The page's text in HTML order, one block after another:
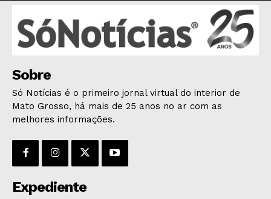
HOME
POLÍTICA
POLÍCIA
ESPORTES
ECONOMIA
GERAL
Sobre
Só Notícias é o primeiro jornal virtual do interior de
Mato Grosso, há mais de 25 anos no ar com as
melhores informações.
Expediente